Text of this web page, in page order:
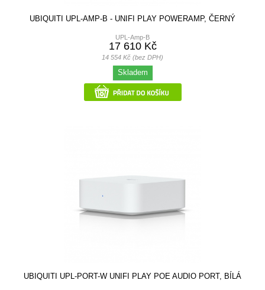
UBIQUITI UPL-AMP-B - UNIFI PLAY POWERAMP, ČERNÝ
UPL-Amp-B
17 610 Kč
14 554 Kč (bez DPH)
Skladem
UBIQUITI UPL-PORT-W UNIFI PLAY POE AUDIO PORT, BÍLÁ